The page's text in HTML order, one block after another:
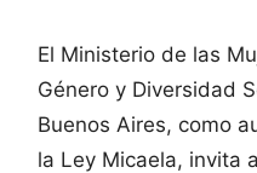
El Ministerio de las
Género y Diversidad
Buenos Aires, como
la Ley Micaela, invita